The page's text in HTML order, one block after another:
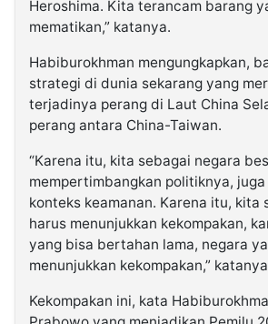
Heroshima. Kita terancam barang
mematikan,” katanya.
Habiburokhman mengungkapkan,
strategi di dunia sekarang yang
terjadinya perang di Laut China
perang antara China-Taiwan.
“Karena itu, kita sebagai negara
mempertimbangkan politiknya,
konteks keamanan. Karena itu, kita
harus menunjukkan kekompakan,
yang bisa bertahan lama, negara
menunjukkan kekompakan,”
Kekompakan ini, kata